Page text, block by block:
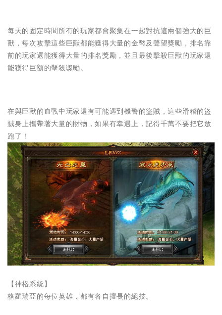
每天的固定時間所有的玩家都會聚集在一起對抗這兩個強大的巨
獸，每次攻擊這些巨獸都能獲得大量的金幣及聲望獎勵，排名靠
前的玩家還能獲得大量的排名獎勵，並且最後擊殺巨獸的玩家還
能獲得巨額的擊殺獎勵。
在與巨獸的血戰中玩家還有可能遇到機警的盜賊，這些滑稽的盜
賊身上攜帶著大量的財物，如果有幸遇上，記得千萬不要把它放
跑了！
【神格系統】
格羅瑞亞的每位英雄，都有各自擅長的絕技。